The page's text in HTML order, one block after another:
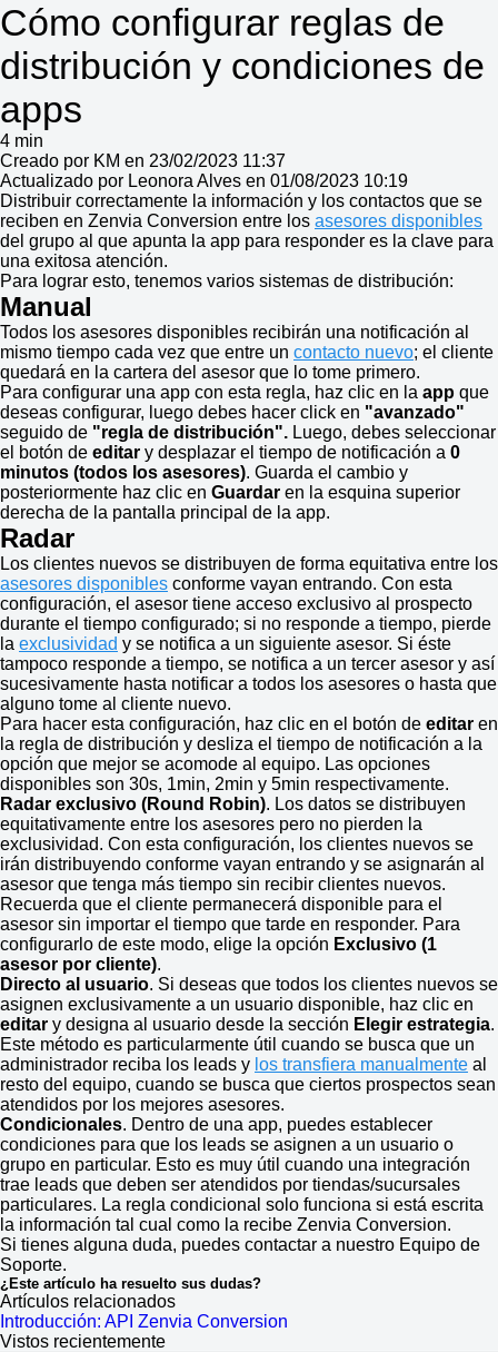
Cómo configurar reglas de
distribución y condiciones de
apps
4 min
Creado por KM en 23/02/2023 11:37
Actualizado por Leonora Alves en 01/08/2023 10:19
Distribuir correctamente la información y los contactos que se
reciben en Zenvia Conversion entre los asesores disponibles
del grupo al que apunta la app para responder es la clave para
una exitosa atención.
Para lograr esto, tenemos varios sistemas de distribución:
Manual
Todos los asesores disponibles recibirán una notificación al
mismo tiempo cada vez que entre un contacto nuevo; el cliente
quedará en la cartera del asesor que lo tome primero.
Para configurar una app con esta regla, haz clic en la app que
deseas configurar, luego debes hacer click en "avanzado"
seguido de "regla de distribución". Luego, debes seleccionar
el botón de editar y desplazar el tiempo de notificación a 0
minutos (todos los asesores). Guarda el cambio y
posteriormente haz clic en Guardar en la esquina superior
derecha de la pantalla principal de la app.
Radar
Los clientes nuevos se distribuyen de forma equitativa entre los
asesores disponibles conforme vayan entrando. Con esta
configuración, el asesor tiene acceso exclusivo al prospecto
durante el tiempo configurado; si no responde a tiempo, pierde
la exclusividad y se notifica a un siguiente asesor. Si éste
tampoco responde a tiempo, se notifica a un tercer asesor y así
sucesivamente hasta notificar a todos los asesores o hasta que
alguno tome al cliente nuevo.
Para hacer esta configuración, haz clic en el botón de editar en
la regla de distribución y desliza el tiempo de notificación a la
opción que mejor se acomode al equipo. Las opciones
disponibles son 30s, 1min, 2min y 5min respectivamente.
Radar exclusivo (Round Robin). Los datos se distribuyen
equitativamente entre los asesores pero no pierden la
exclusividad. Con esta configuración, los clientes nuevos se
irán distribuyendo conforme vayan entrando y se asignarán al
asesor que tenga más tiempo sin recibir clientes nuevos.
Recuerda que el cliente permanecerá disponible para el
asesor sin importar el tiempo que tarde en responder. Para
configurarlo de este modo, elige la opción Exclusivo (1
asesor por cliente).
Directo al usuario. Si deseas que todos los clientes nuevos se
asignen exclusivamente a un usuario disponible, haz clic en
editar y designa al usuario desde la sección Elegir estrategia.
Este método es particularmente útil cuando se busca que un
administrador reciba los leads y los transfiera manualmente al
resto del equipo, cuando se busca que ciertos prospectos sean
atendidos por los mejores asesores.
Condicionales. Dentro de una app, puedes establecer
condiciones para que los leads se asignen a un usuario o
grupo en particular. Esto es muy útil cuando una integración
trae leads que deben ser atendidos por tiendas/sucursales
particulares. La regla condicional solo funciona si está escrita
la información tal cual como la recibe Zenvia Conversion.
Si tienes alguna duda, puedes contactar a nuestro Equipo de
Soporte.
¿Este artículo ha resuelto sus dudas?
Artículos relacionados
Introducción: API Zenvia Conversion
Vistos recientemente